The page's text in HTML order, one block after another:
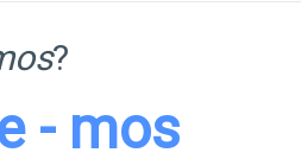
?
- mos